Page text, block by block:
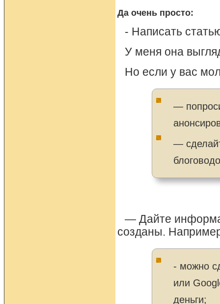
Да очень просто:
- Написать
У меня она
Но если у вас
—
—
— Дайте
созданы.
- можно
или
деньги;